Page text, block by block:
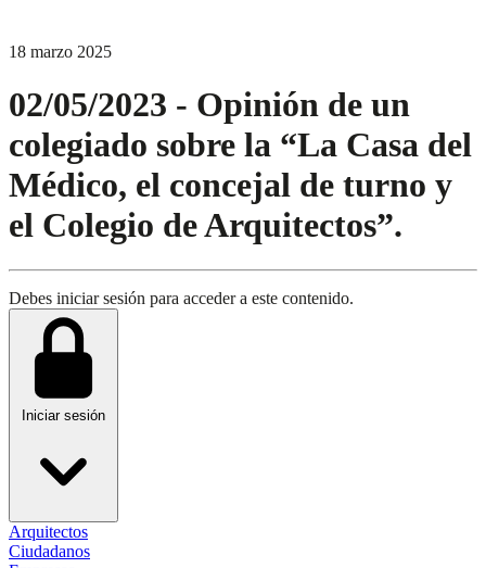
18 marzo 2025
02/05/2023 - Opinión de un
colegiado sobre la “La Casa del
Médico, el concejal de turno y
el Colegio de Arquitectos”.
Debes iniciar sesión para acceder a este contenido.
Iniciar sesión
Arquitectos
Ciudadanos